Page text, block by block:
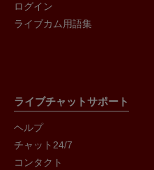
す)、そして「ショー」という言
ェブカメラ)のおかげで、ビデオ
ブ放送されるショー(ライブショー
ライブカムは映画に少し似てい
あなたはカムガールが何をし、
や彼とテキストやデータを交換し
Xlovecam.com は、自分の性的ト
ブカメラを介してあなたとチャッ
をライブで満たしたい多くのホ
の子とオンラインで見て、楽しん
フリーセックスカムプラットフォ
ーなエンターテイメントの瞬間
彼らは男性がフェラチオについて
ログイン
ライブカム用語集
ライブチャットサポート
ヘルプ
チャット24/7
コンタクト